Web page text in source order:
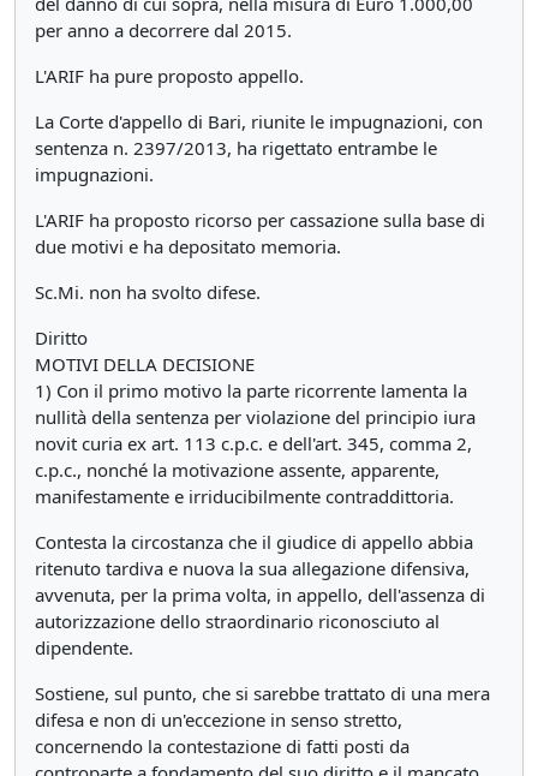
per anno a decorrere dal 2015.
L'ARIF ha pure proposto appello.
La Corte d'appello di Bari, riunite le impugnazioni, con
sentenza n. 2397/2013, ha rigettato entrambe le
impugnazioni.
L'ARIF ha proposto ricorso per cassazione sulla base di
due motivi e ha depositato memoria.
Sc.Mi. non ha svolto difese.
Diritto
MOTIVI DELLA DECISIONE
1) Con il primo motivo la parte ricorrente lamenta la
nullità della sentenza per violazione del principio iura
novit curia ex art. 113 c.p.c. e dell'art. 345, comma 2,
c.p.c., nonché la motivazione assente, apparente,
manifestamente e irriducibilmente contraddittoria.
Contesta la circostanza che il giudice di appello abbia
ritenuto tardiva e nuova la sua allegazione difensiva,
avvenuta, per la prima volta, in appello, dell'assenza di
autorizzazione dello straordinario riconosciuto al
dipendente.
Sostiene, sul punto, che si sarebbe trattato di una mera
difesa e non di un'eccezione in senso stretto,
concernendo la contestazione di fatti posti da